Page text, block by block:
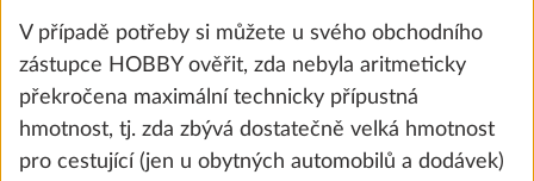
1,5 kg
7 900 Kč
Přidat
V případě potřeby si můžete u svého obchodního
zástupce HOBBY ověřit, zda nebyla aritmeticky
překročena maximální technicky přípustná
hmotnost, tj. zda zbývá dostatečně velká hmotnost
pro cestující (jen u obytných automobilů a dodávek)